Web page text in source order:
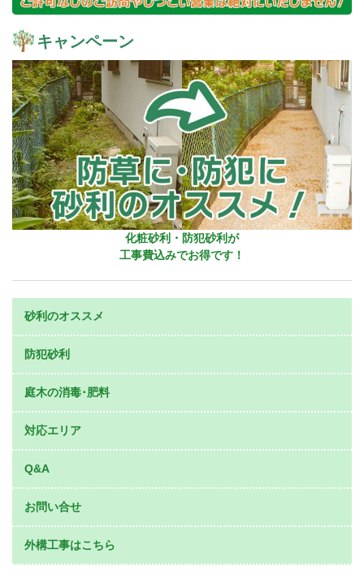
キャンペーン
化粧砂利・防犯砂利が
工事費込みでお得です！
砂利のオススメ
防犯砂利
庭木の消毒･肥料
対応エリア
Q&A
お問い合せ
外構工事はこちら